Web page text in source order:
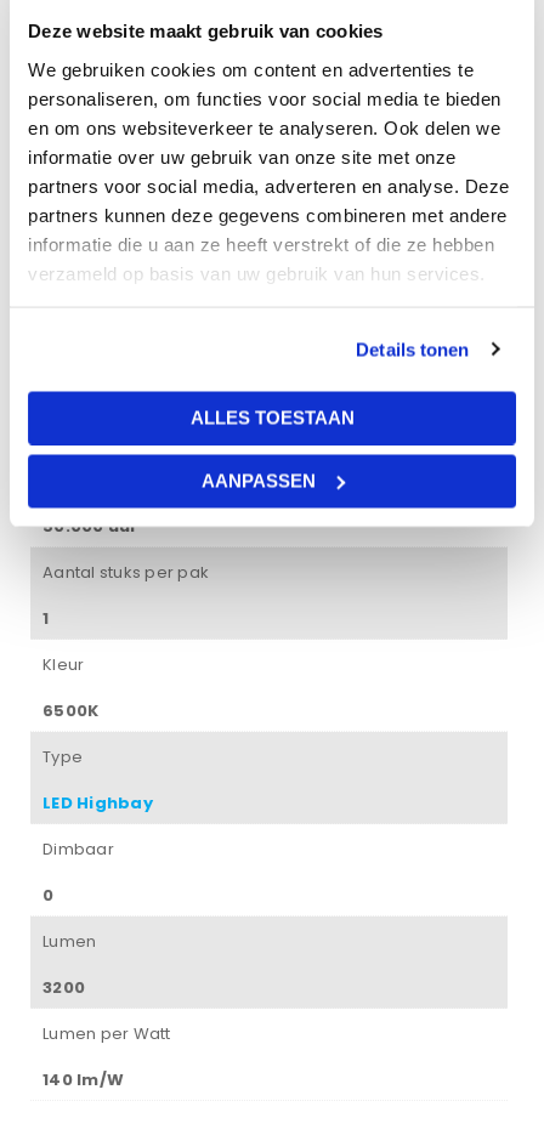
Deze website maakt gebruik van cookies
We gebruiken cookies om content en advertenties te
personaliseren, om functies voor social media te bieden
en om ons websiteverkeer te analyseren. Ook delen we
informatie over uw gebruik van onze site met onze
partners voor social media, adverteren en analyse. Deze
partners kunnen deze gegevens combineren met andere
informatie die u aan ze heeft verstrekt of die ze hebben
verzameld op basis van uw gebruik van hun services.
Details tonen
ALLES TOESTAAN
AANPASSEN
De LED Highbay heeft een IP65 nomering en is waterproof.
Deze highbay is toepasbaar in vochtige ruimtes.
Afmeting: Ø290X145
Onze LED Highbay is te gebruiken in ruimtes met
plafondhoogtes van hoger dan 6 meter, denk hierbij aan
magazijnen, sportruimtes en garages.
De LED is makkelijk in gebruik en kan bijna overal
Levertijd
50.000 uur
Aantal stuks per pak
1
Kleur
6500K
Type
LED Highbay
Dimbaar
0
Lumen
3200
Lumen per Watt
140 lm/W